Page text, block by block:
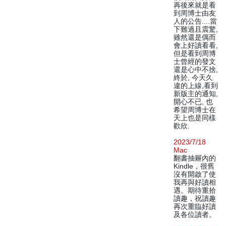
再後來就是看
到周博士由友
人的公告....當
下難過且震驚,
雖然還是偶而
會上好讀看看,
但是看到周博
士曾經的發文
還是心中不捨,
終於, 今天久
違的上線,看到
新版主的通知,
開心不已, 也
希望周博士在
天上也是同樣
歡欣.
2023/7/18
Mac
翻書抽屜內的
Kindle，很舊
沒有開啟了使
我再與好讀相
遇。期待重拾
讀趣，祝讀趣
再次重臨好讀
及各位讀者。